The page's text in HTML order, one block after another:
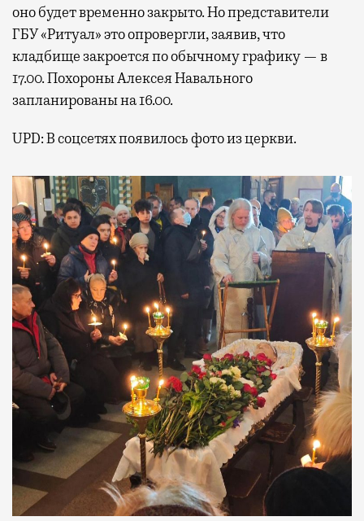
оно будет временно закрыто. Но представители
ГБУ «Ритуал» это опровергли, заявив, что
кладбище закроется по обычному графику — в
17.00. Похороны Алексея Навального
запланированы на 16.00.
UPD: В соцсетях появилось фото из церкви.